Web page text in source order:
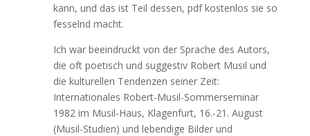
kann, und das ist Teil dessen, pdf kostenlos sie so
fesselnd macht.
Ich war beeindruckt von der Sprache des Autors,
die oft poetisch und suggestiv Robert Musil und
die kulturellen Tendenzen seiner Zeit:
Internationales Robert-Musil-Sommerseminar
1982 im Musil-Haus, Klagenfurt, 16.-21. August
(Musil-Studien) und lebendige Bilder und